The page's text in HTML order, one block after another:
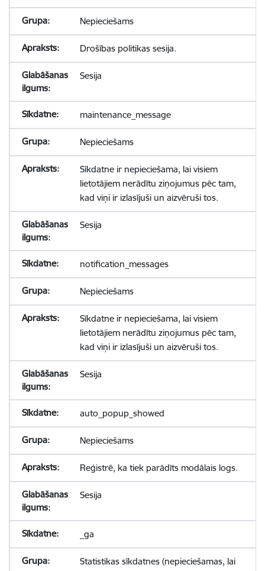
Nepieciešams
Drošības politikas sesija.
Sesija
maintenance_message
Nepieciešams
Sīkdatne ir nepieciešama, lai visiem
lietotājiem nerādītu ziņojumus pēc tam,
kad viņi ir izlasījuši un aizvēruši tos.
Sesija
notification_messages
Nepieciešams
Sīkdatne ir nepieciešama, lai visiem
lietotājiem nerādītu ziņojumus pēc tam,
kad viņi ir izlasījuši un aizvēruši tos.
Sesija
auto_popup_showed
Nepieciešams
Reģistrē, ka tiek parādīts modālais logs.
Sesija
_ga
Statistikas sīkdatnes (nepieciešamas, lai